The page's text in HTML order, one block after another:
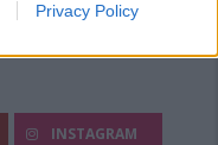
Privacy Policy
INSTAGRAM